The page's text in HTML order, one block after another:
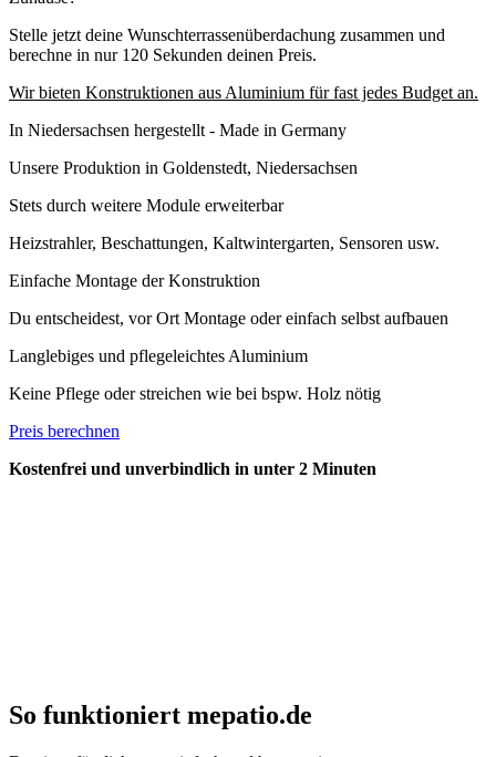
Stelle jetzt deine Wunschterrassenüberdachung zusammen und
berechne in nur 120 Sekunden deinen Preis.
Wir bieten Konstruktionen aus Aluminium für fast jedes Budget an.
In Niedersachsen hergestellt - Made in Germany
Unsere Produktion in Goldenstedt, Niedersachsen
Stets durch weitere Module erweiterbar
Heizstrahler, Beschattungen, Kaltwintergarten, Sensoren usw.
Einfache Montage der Konstruktion
Du entscheidest, vor Ort Montage oder einfach selbst aufbauen
Langlebiges und pflegeleichtes Aluminium
Keine Pflege oder streichen wie bei bspw. Holz nötig
Preis berechnen
Kostenfrei und unverbindlich in unter 2 Minuten
So funktioniert mepatio.de